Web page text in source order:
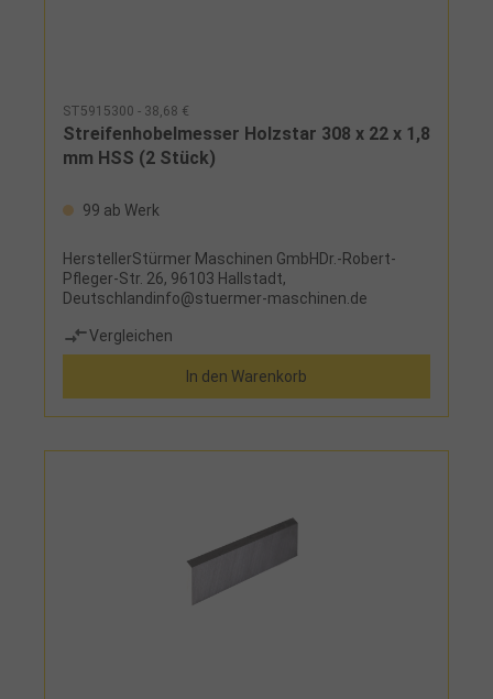
ST5915300 - 38,68 €
Streifenhobelmesser Holzstar 308 x 22 x 1,8
mm HSS (2 Stück)
99 ab Werk
HerstellerStürmer Maschinen GmbHDr.-Robert-
Pfleger-Str. 26, 96103 Hallstadt,
Deutschlandinfo@stuermer-maschinen.de
Vergleichen
In den Warenkorb